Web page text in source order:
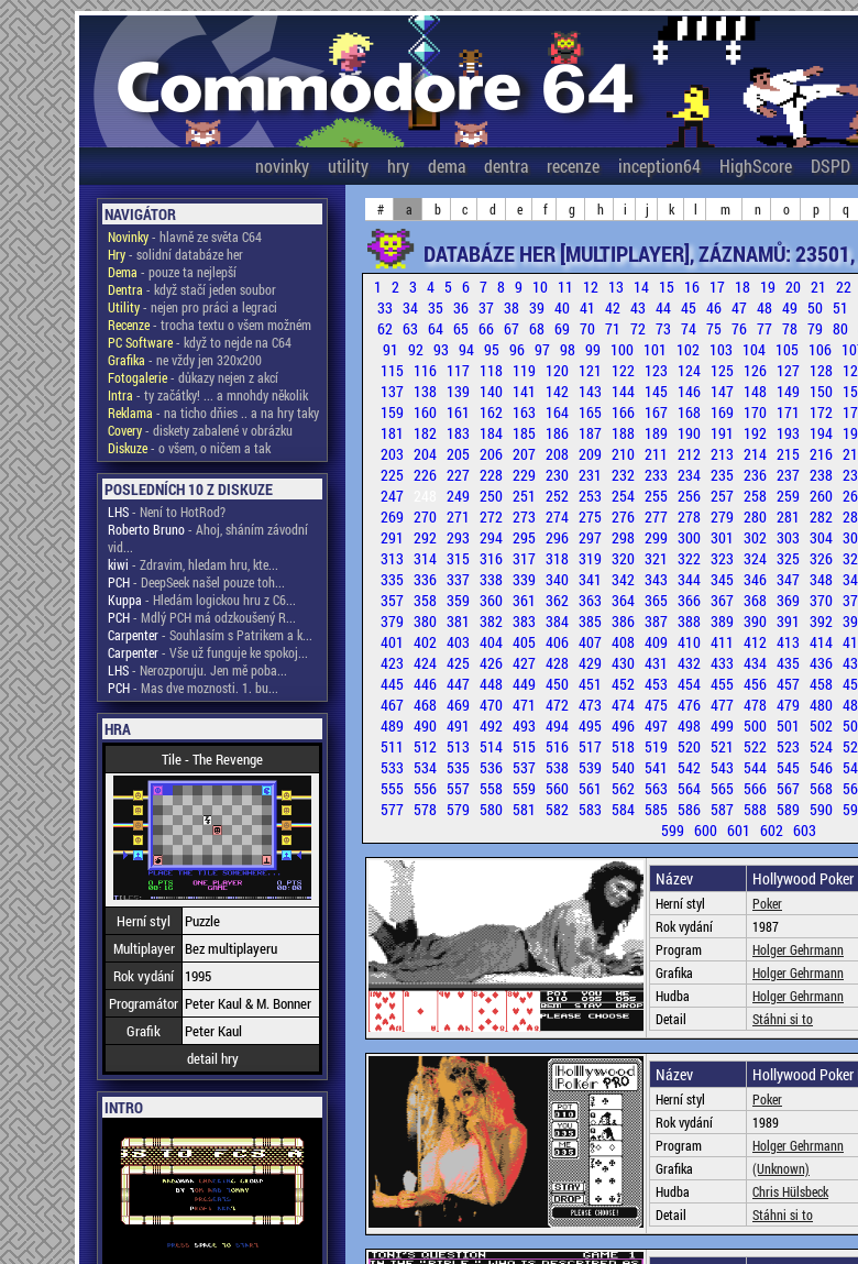
novinky utility hry dema dentra recenze inception64 HighScore DSPD
NAVIGÁTOR
Novinky- hlavně ze světa C64
Hry- solidní databáze her
Dema - pouze ta nejlepší
Dentra - když stačí jeden soubor
Utility- nejen pro práci a legraci
Recenze- trocha textu o všem možném
PC Software- když to nejde na C64
Grafika - ne vždy jen 320x200
Fotogalerie- důkazy nejen z akcí
Intra - ty začátky! ... a mnohdy několik
Reklama - na ticho dňies .. a na hry taky
Covery- diskety zabalené v obrázku
Diskuze- o všem, o ničem a tak
POSLEDNÍCH 10 Z DISKUZE
LHS- Není to HotRod?
Roberto Bruno- Ahoj, sháním závodní
vid...
kiwi - Zdravim, hledam hru, kte...
PCH- DeepSeek našel pouze toh...
Kuppa - Hledám logickou hru z C6...
PCH- Mdlý PCH má odzkoušený R...
Carpenter- Souhlasím s Patrikem a k...
Carpenter- Vše už funguje ke spokoj...
LHS- Nerozporuju. Jen mě poba...
PCH- Mas dve moznosti. 1. bu...
HRA
Tile - The Revenge
Herní styl
Puzzle
Multiplayer Bez multiplayeru
Rok vydání
1995
Programátor Peter Kaul & M. Bonner
Grafik
Peter Kaul
detail hry
INTRO
# a b c d e f g h i j k l m n o p q
DATABÁZE HER [MULTIPLAYER], ZÁZNAMŮ:
1 2 3 4 5 6 7 8 9 10 11 12 13 14 15 16 17 18 19 20 21 22
33 34 35 36 37 38 39 40 41 42 43 44 45 46 47 48 49 50 51
62 63 64 65 66 67 68 69 70 71 72 73 74 75 76 77 78 79 80
91 92 93 94 95 96 97 98 99 100 101 102 103 104 105 106
115 116 117 118 119 120 121 122 123 124 125 126 127 128
137 138 139 140 141 142 143 144 145 146 147 148 149 150
159 160 161 162 163 164 165 166 167 168 169 170 171 172
181
182 183 184 185 186 187 188 189 190 191 192 193 194
203 204 205 206 207 208 209 210 211 212 213 214 215 216
225 226 227 228 229 230 231 232 233 234 235 236 237 238
247
249 250 251 252 253 254 255 256 257 258 259 260
269 270 271 272 273 274 275 276 277 278 279 280 281 282
291 292 293 294 295 296 297 298 299 300 301 302 303 304
313 314 315 316 317 318 319 320 321 322 323 324 325 326
335 336 337 338 339 340 341 342 343 344 345 346 347 348
357 358 359 360 361 362 363 364 365 366 367 368 369 370
379 380 381 382 383 384 385 386 387 388 389 390 391 392
401 402 403 404 405 406 407 408 409 410 411 412 413 414
423 424 425 426 427 428 429 430 431 432 433 434 435 436
445 446 447 448 449 450 451 452 453 454 455 456 457 458
467 468 469 470 471 472 473 474 475 476 477 478 479 480
489 490 491 492 493 494 495 496 497 498 499 500 501 502
511 512 513 514 515 516 517 518 519 520 521 522 523 524
533 534 535 536 537 538 539 540 541 542 543 544 545 546
555 556 557 558 559 560 561 562 563 564 565 566 567 568
577 578 579 580 581 582 583 584 585 586 587 588 589 590
599 600 601 602 603
Název Hollywood Poker
Herní styl
Poker
Rok vydání
1987
Program
Holger Gehrmann
Grafika
Holger Gehrmann
Hudba
Holger Gehrmann
Detail
Stáhni si to
Název Hollywood Poker
Herní styl
Poker
Rok vydání
1989
Program
Holger Gehrmann
Grafika
(Unknown)
Hudba
Chris Hülsbeck
Detail
Stáhni si to